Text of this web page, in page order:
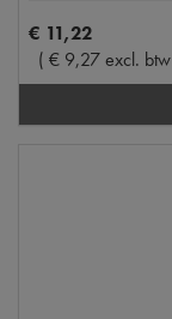
€ 11,22
( € 9,27excl. btw